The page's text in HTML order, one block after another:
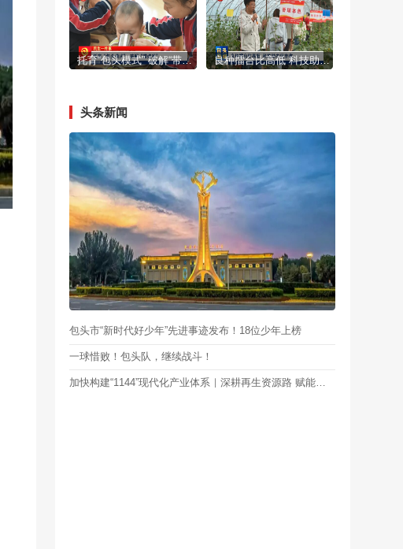
托育“包头模式” 破解“带娃难” 良种擂台比高低 科技助农促丰收
头条新闻
包头市“新时代好少年”先进事迹发布！18位少年上榜
一球惜败！包头队，继续战斗！